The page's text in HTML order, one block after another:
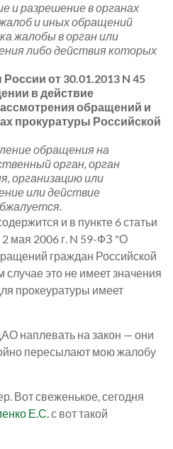
и разрешение в органах
и иных обращений
жалобы в орган или
либо действия которых
от 30.01.2013 N 45
в действие
обращений и
прокуратуры Российской
обращения на
орган, орган
организацию или
или действие
и в пункте 6 статьи
2 мая 2006 г. N 59-ФЗ "О
граждан Российской
это не имеет значения
прокеуратуры имеет
наплевать на закон — они
пересылают мою жалобу
Вот свеженькое, сегодня
Е.С.с вот такой